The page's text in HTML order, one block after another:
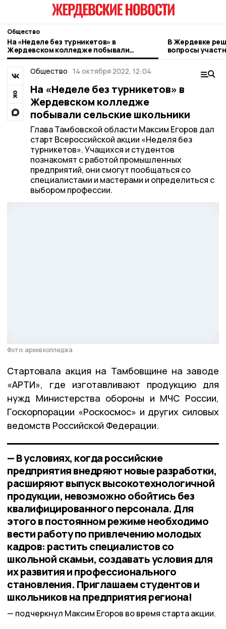
Общество
На «Неделе без турникетов» в
Жердевском колледже побывали
сельские школьники
В Жердевке
вопросы
Общество 14 октября 2022, 12:04
На «Неделе без турникетов» в
Жердевском колледже
побывали сельские школьники
Глава Тамбовской области Максим Егоров дал
старт Всероссийской акции «Неделя без
турникетов». Учащихся и студентов
познакомят с работой промышленных
предприятий, они смогут пообщаться со
специалистами и мастерами и определиться с
выбором профессии.
Фото: архив колледжа
Стартовала акция на Тамбовщине на заводе
«АРТИ», где изготавливают продукцию для
нужд Министерства обороны и МЧС России,
Госкорпорации «Роскосмос» и других силовых
ведомств Российской Федерации.
— В условиях, когда российские
предприятия внедряют новые разработки,
расширяют выпуск высокотехнологичной
продукции, невозможно обойтись без
квалифицированного персонала. Для
этого в постоянном режиме необходимо
вести работу по привлечению молодых
кадров: растить специалистов со
школьной скамьи, создавать условия для
их развития и профессионального
становления. Приглашаем студентов и
школьников на предприятия региона!
подчеркнул Максим Егоров во время старта акции.